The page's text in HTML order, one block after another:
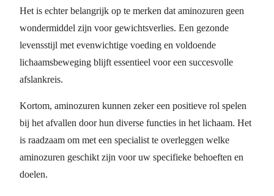
Het is echter belangrijk op te merken dat aminozuren geen
wondermiddel zijn voor gewichtsverlies. Een gezonde
levensstijl met evenwichtige voeding en voldoende
lichaamsbeweging blijft essentieel voor een succesvolle
afslankreis.
Kortom, aminozuren kunnen zeker een positieve rol spelen
bij het afvallen door hun diverse functies in het lichaam. Het
is raadzaam om met een specialist te overleggen welke
aminozuren geschikt zijn voor uw specifieke behoeften en
doelen.